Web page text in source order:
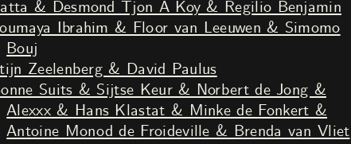
& Desmond Tjon A Koy & Regilio Benjamin
Ibrahim & Floor van Leeuwen & Simomo
Bouj
Zeelenberg & David Paulus
Suits & Sijtse Keur & Norbert de Jong &
Alexxx & Hans Klastat & Minke de Fonkert &
Antoine Monod de Froideville & Brenda van Vliet